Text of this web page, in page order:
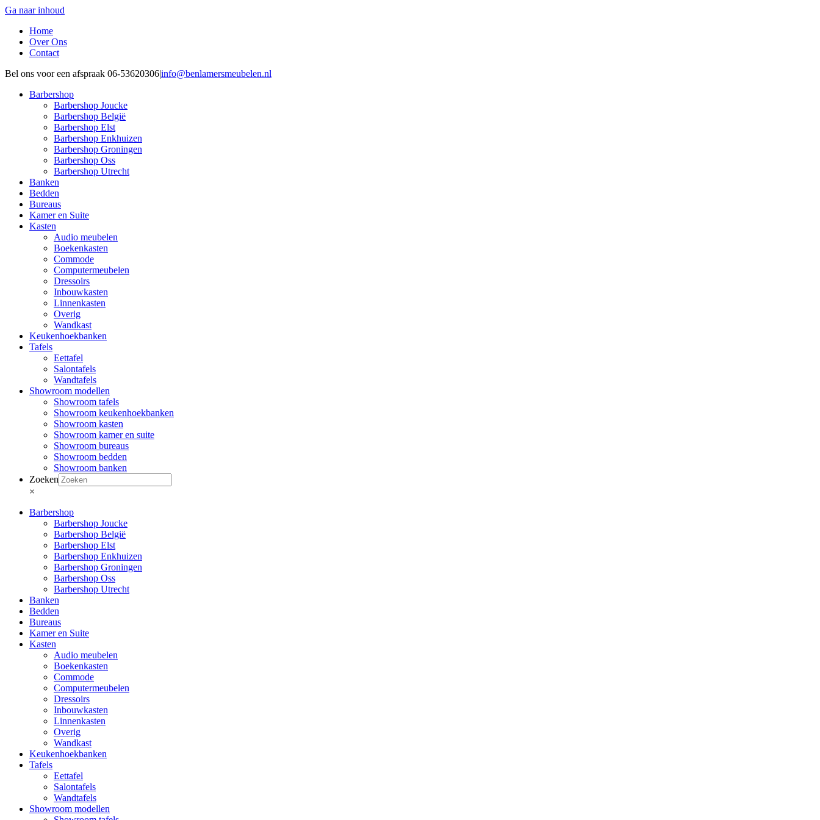
Ga naar inhoud
Home
Over Ons
Contact
Bel ons voor een afspraak 06-53620306|info@benlamersmeubelen.nl
Barbershop
Barbershop Joucke
Barbershop België
Barbershop Elst
Barbershop Enkhuizen
Barbershop Groningen
Barbershop Oss
Barbershop Utrecht
Banken
Bedden
Bureaus
Kamer en Suite
Kasten
Audio meubelen
Boekenkasten
Commode
Computermeubelen
Dressoirs
Inbouwkasten
Linnenkasten
Overig
Wandkast
Keukenhoekbanken
Tafels
Eettafel
Salontafels
Wandtafels
Showroom modellen
Showroom tafels
Showroom keukenhoekbanken
Showroom kasten
Showroom kamer en suite
Showroom bureaus
Showroom bedden
Showroom banken
Zoeken
×
Barbershop
Barbershop Joucke
Barbershop België
Barbershop Elst
Barbershop Enkhuizen
Barbershop Groningen
Barbershop Oss
Barbershop Utrecht
Banken
Bedden
Bureaus
Kamer en Suite
Kasten
Audio meubelen
Boekenkasten
Commode
Computermeubelen
Dressoirs
Inbouwkasten
Linnenkasten
Overig
Wandkast
Keukenhoekbanken
Tafels
Eettafel
Salontafels
Wandtafels
Showroom modellen